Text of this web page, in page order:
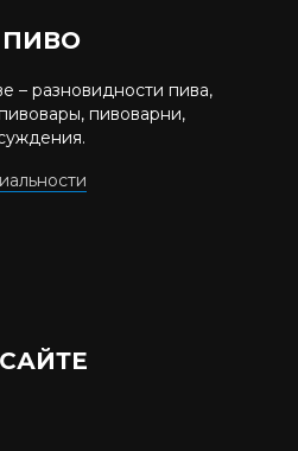
ПИВО
– разновидности пива,
пивоварни,